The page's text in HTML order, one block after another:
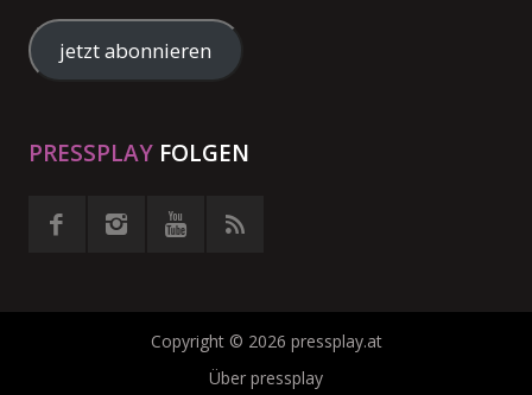
Mail-
Adresse
eingeben
jetzt abonnieren
PRESSPLAY FOLGEN
Copyright © 2026 pressplay.at
Über pressplay